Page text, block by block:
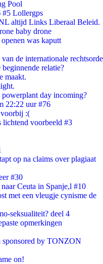
Pool
#5 Lollergps
altijd Links Liberaal Beleid.
baby drone
was kaputt
de internationale rechtsorde
relatie?
maakt.
day incoming?
22:22 uur #76
:(
lichtend voorbeeld #3
op na claims over plagiaat
#30
Ceuta in Spanje,l #10
met een vleugje cynisme de
seksualiteit? deel 4
opmerkingen
sponsored by TONZON
on!